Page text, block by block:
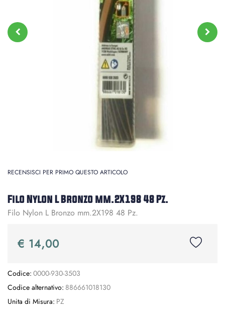
RECENSISCI PER PRIMO QUESTO ARTICOLO
Filo Nylon L Bronzo mm.2X198 48 Pz.
Filo Nylon L Bronzo mm.2X198 48 Pz.
€ 14,00
Codice: 0000-930-3503
Codice alternativo: 886661018130
Unita di Misura: PZ